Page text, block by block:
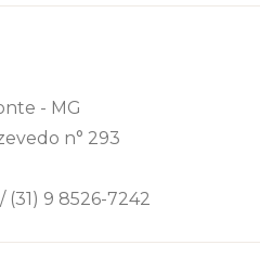
- MG
n° 293
(31) 9 8526-7242